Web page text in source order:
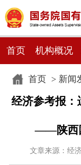
首页 机构概况
首页> 新闻
经济参考报：
——陕西
文章来源：经